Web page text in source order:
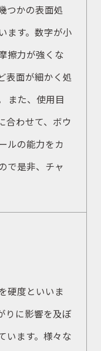
つかの表面処
ます。数字が小
擦力が強くな
表面が細かく処
また、使用目
合わせて、ボウ
ルの能力をカ
で是非、チャ
硬度といいま
りに影響を及ぼ
います。様々な